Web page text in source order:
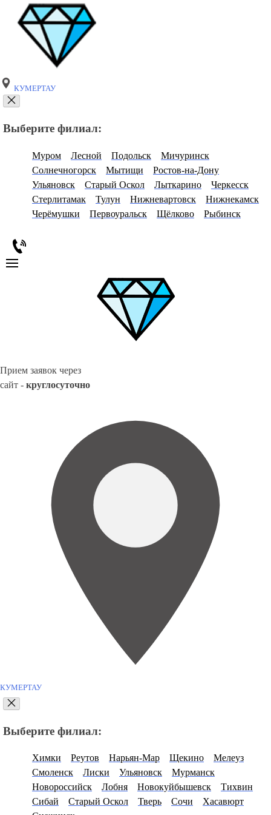
КУМЕРТАУ
Выберите филиал:
Муром Лесной Подольск
Мичуринск
Солнечногорск
Мытищи
Ростов-на-Дону
Ульяновск
Старый Оскол Лыткарино
Черкесск
Стерлитамак
Тулун Нижневартовск
Нижнекамск
Черёмушки
Первоуральск Щёлково Рыбинск
Прием заявок через
сайт - круглосуточно
КУМЕРТАУ
Выберите филиал:
Химки Реутов Нарьян-Мар Щекино
Мелеуз
Смоленск
Лиски Ульяновск
Мурманск
Новороссийск
Лобня Новокуйбышевск
Тихвин
Сибай
Старый Оскол Тверь Сочи
Хасавюрт